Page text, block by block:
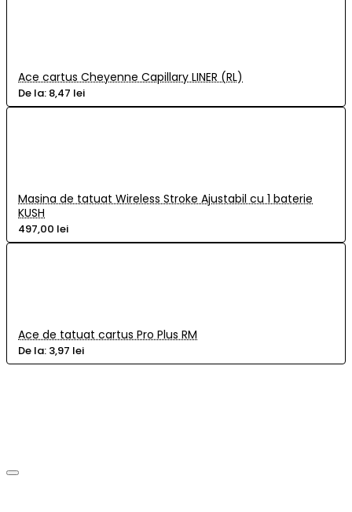
Ace cartus Cheyenne Capillary LINER (RL)
De la: 8,47 lei
Masina de tatuat Wireless Stroke Ajustabil cu 1 baterie
KUSH
497,00 lei
Ace de tatuat cartus Pro Plus RM
De la: 3,97 lei